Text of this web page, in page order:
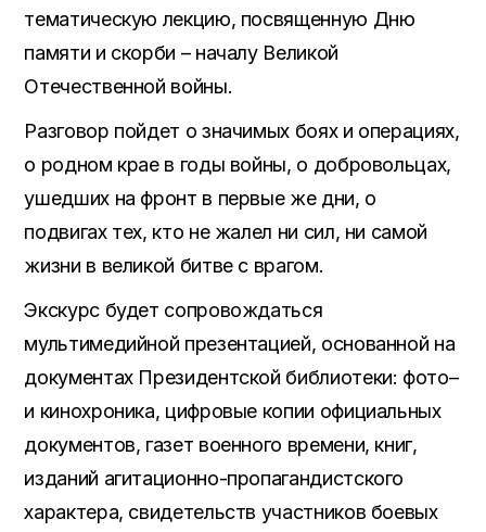
тематическую лекцию, посвященную Дню
памяти и скорби – началу Великой
Отечественной войны.
Разговор пойдет о значимых боях и операциях,
о родном крае в годы войны, о добровольцах,
ушедших на фронт в первые же дни, о
подвигах тех, кто не жалел ни сил, ни самой
жизни в великой битве с врагом.
Экскурс будет сопровождаться
мультимедийной презентацией, основанной на
документах Президентской библиотеки: фото–
и кинохроника, цифровые копии официальных
документов, газет военного времени, книг,
изданий агитационно-пропагандистского
характера, свидетельств участников боевых